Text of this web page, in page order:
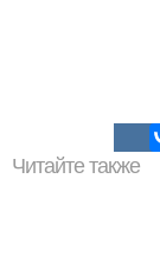
Читайте также